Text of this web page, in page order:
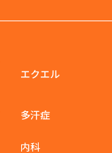
エクエル
多汗症
内科